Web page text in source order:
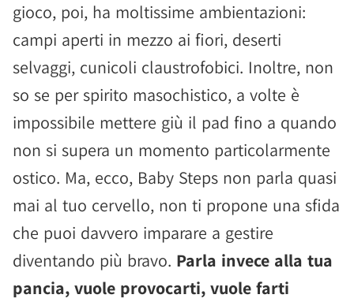
gioco, poi, ha moltissime ambientazioni:
campi aperti in mezzo ai fiori, deserti
selvaggi, cunicoli claustrofobici. Inoltre, non
so se per spirito masochistico, a volte è
impossibile mettere giù il pad fino a quando
non si supera un momento particolarmente
ostico. Ma, ecco, Baby Steps non parla quasi
mai al tuo cervello, non ti propone una sfida
che puoi davvero imparare a gestire
diventando più bravo. Parla invece alla tua
pancia, vuole provocarti, vuole farti